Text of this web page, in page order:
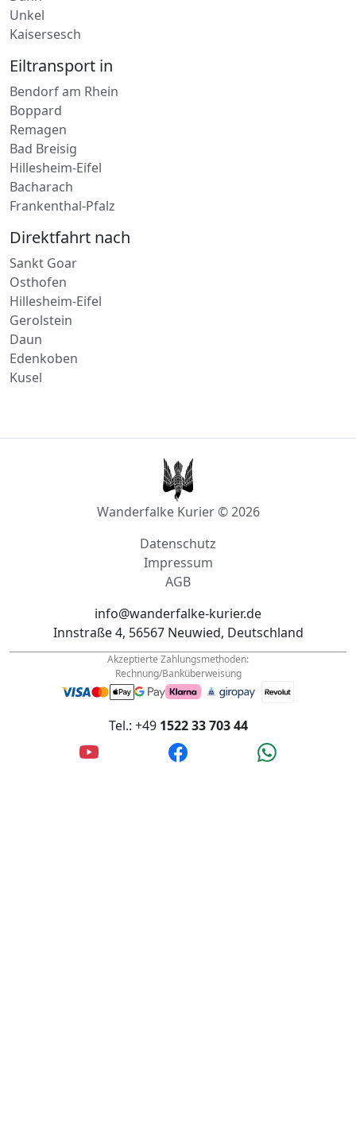
Dahn
Unkel
Eiltransport in
Bendorf am Rhein
Boppard
Remagen
Bad Breisig
Hillesheim-Eifel
Bacharach
Direktfahrt nach
Sankt Goar
Osthofen
Hillesheim-Eifel
Gerolstein
Daun
Edenkoben
Datenschutz
Impressum
info@wanderfalke-kurier.de
Innstraße 4, 56567 Neuwied, Deutschland
Akzeptierte Zahlungsmethoden:
Rechnung/Banküberweisung
1522 33 703 44